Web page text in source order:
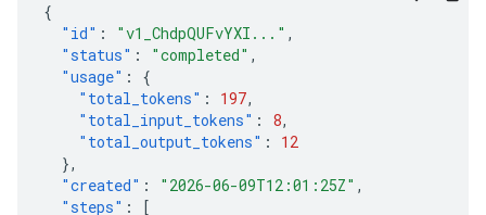
{
"id" : "v1_ChdpQUFvYXI..." ,
"status" : "completed" ,
"usage" :
{
"total_tokens" : 197,
"total_input_tokens" : 8,
"total_output_tokens" :
12
},
"created" : "2026-06-09T12:01:25Z" ,
"steps" :
[